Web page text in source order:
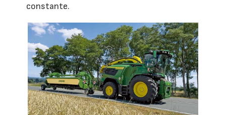
constante.